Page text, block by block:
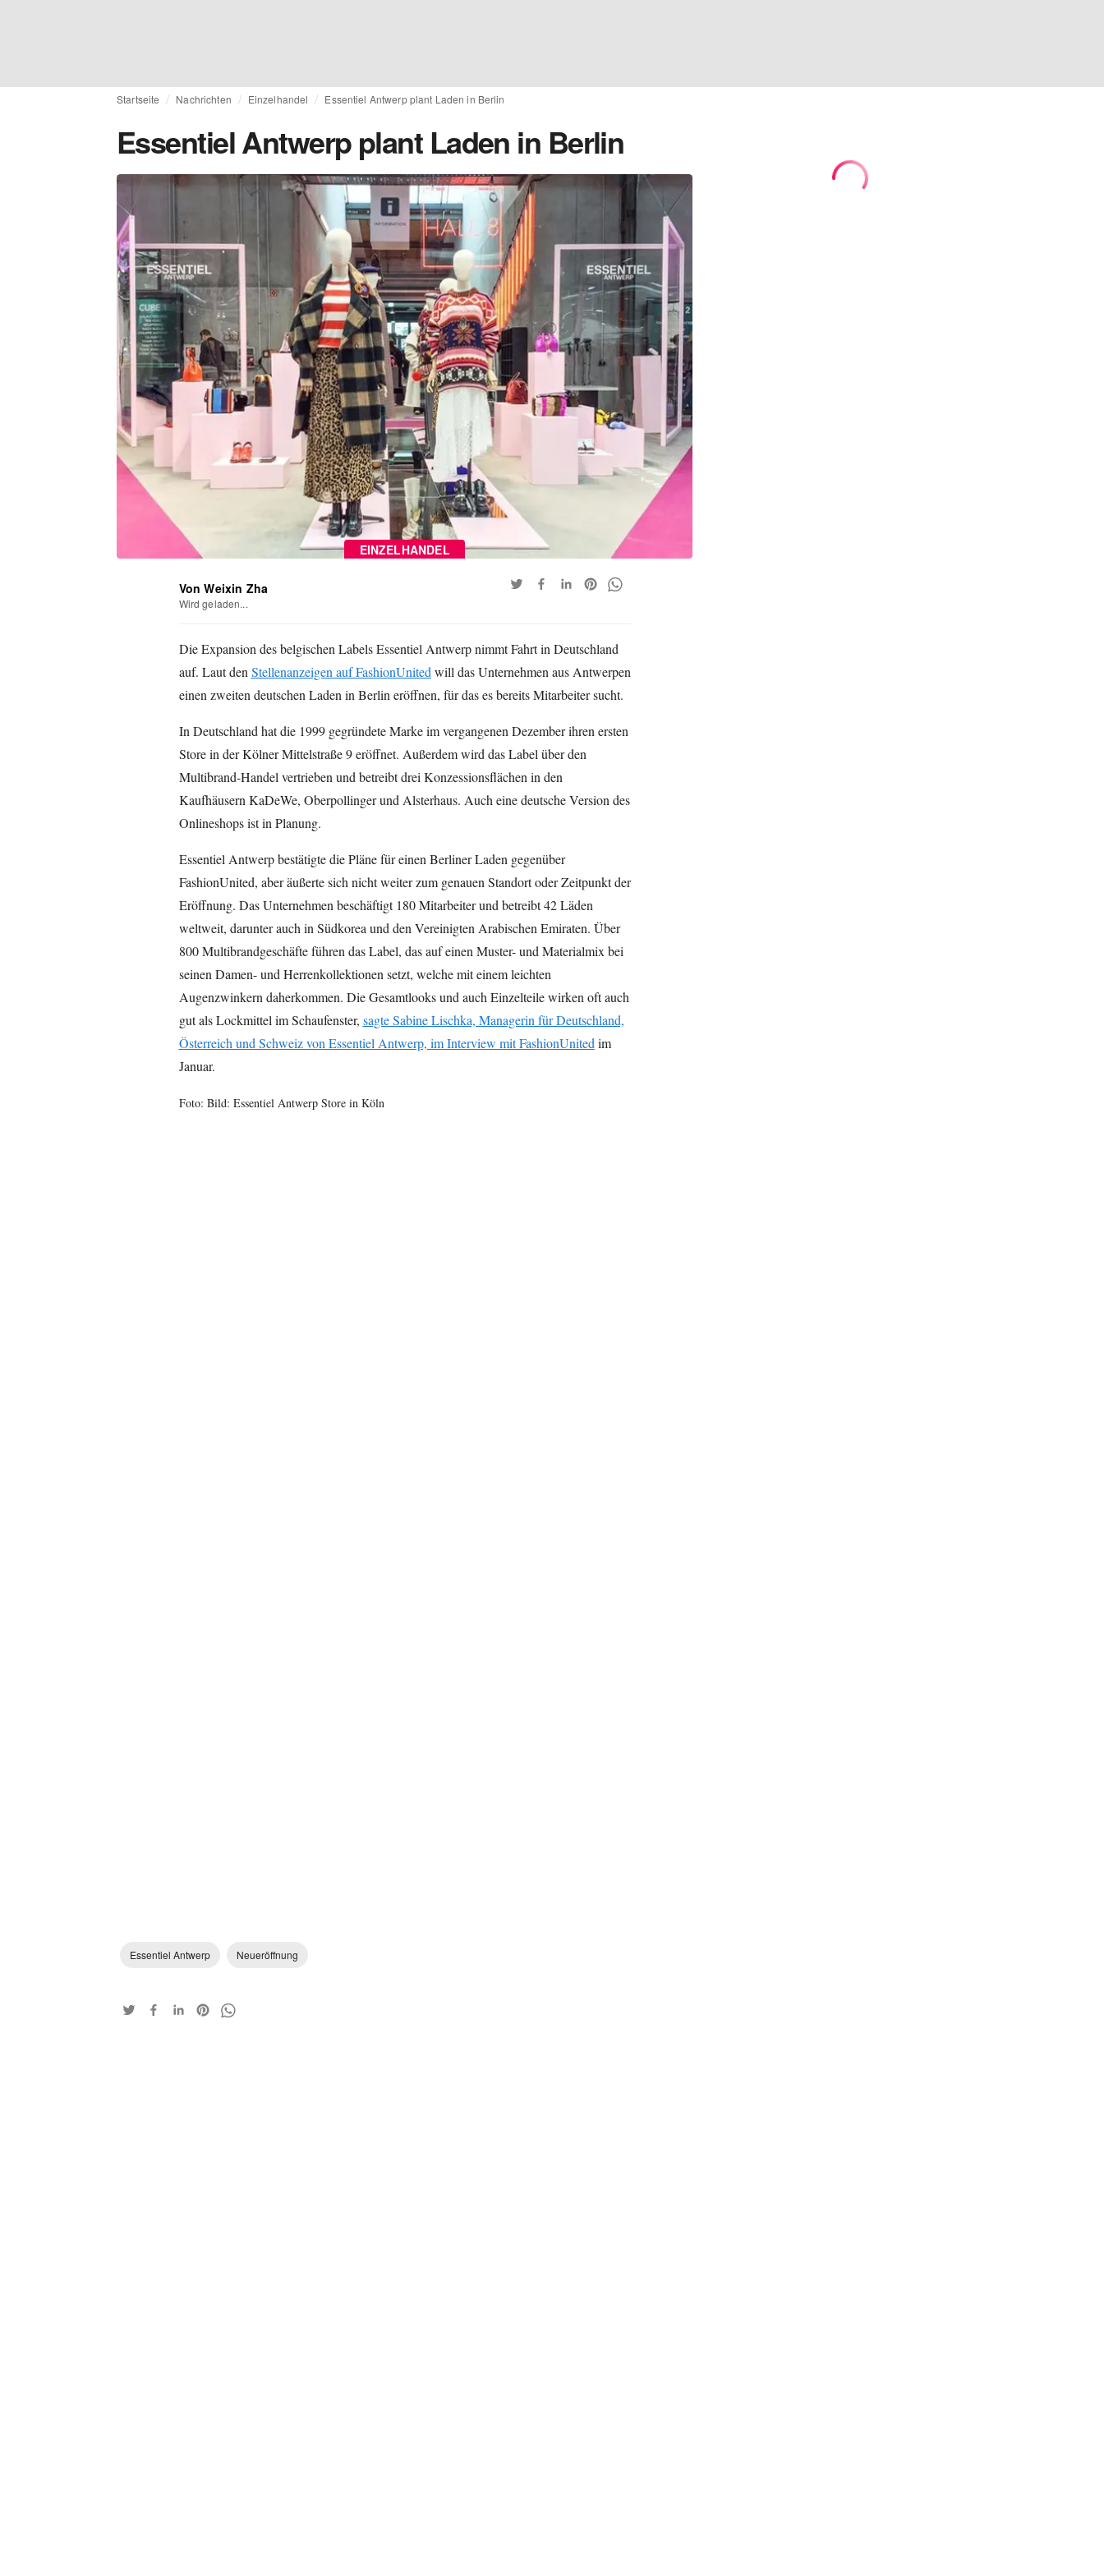
Startseite Nachrichten Einzelhandel Essentiel Antwerp plant Laden in Berlin
Essentiel Antwerp plant Laden in Berlin
EINZELHANDEL
Von Weixin Zha
Wird geladen...
Die Expansion des belgischen Labels Essentiel Antwerp nimmt Fahrt in Deutschland
auf. Laut den Stellenanzeigen auf FashionUnited will das Unternehmen aus Antwerpen
einen zweiten deutschen Laden in Berlin eröffnen, für das es bereits Mitarbeiter sucht.
In Deutschland hat die 1999 gegründete Marke im vergangenen Dezember ihren ersten
Store in der Kölner Mittelstraße 9 eröffnet. Außerdem wird das Label über den
Multibrand-Handel vertrieben und betreibt drei Konzessionsflächen in den
Kaufhäusern KaDeWe, Oberpollinger und Alsterhaus. Auch eine deutsche Version des
Onlineshops ist in Planung.
Essentiel Antwerp bestätigte die Pläne für einen Berliner Laden gegenüber
FashionUnited, aber äußerte sich nicht weiter zum genauen Standort oder Zeitpunkt der
Eröffnung. Das Unternehmen beschäftigt 180 Mitarbeiter und betreibt 42 Läden
weltweit, darunter auch in Südkorea und den Vereinigten Arabischen Emiraten. Über
800 Multibrandgeschäfte führen das Label, das auf einen Muster- und Materialmix bei
seinen Damen- und Herrenkollektionen setzt, welche mit einem leichten
Augenzwinkern daherkommen. Die Gesamtlooks und auch Einzelteile wirken oft auch
gut als Lockmittel im Schaufenster, sagte Sabine Lischka, Managerin für Deutschland,
Österreich und Schweiz von Essentiel Antwerp, im Interview mit FashionUnited im
Januar.
Foto: Bild: Essentiel Antwerp Store in Köln
Essentiel Antwerp Neueröffnung